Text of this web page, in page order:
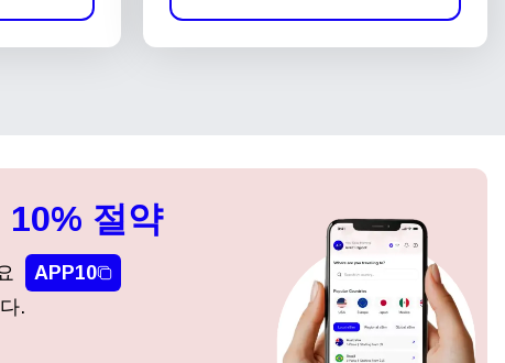
10% 절약
APP10
.